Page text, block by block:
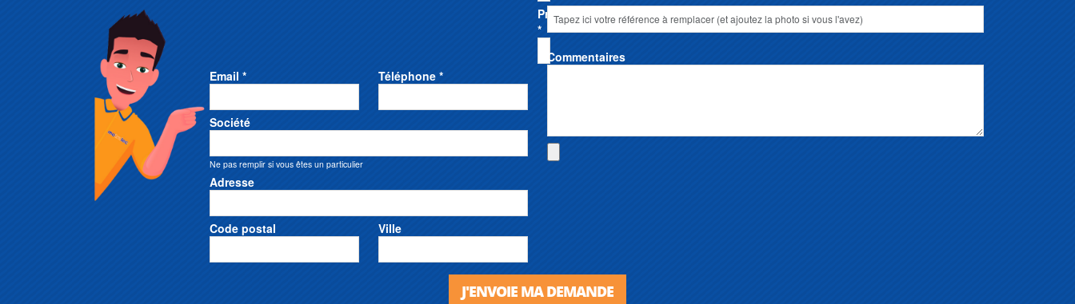
Prénom
*
Email * Téléphone *
Société
Ne pas remplir si vous êtes un particulier
Adresse
Code postal Ville
Commentaires
J'ENVOIE MA DEMANDE